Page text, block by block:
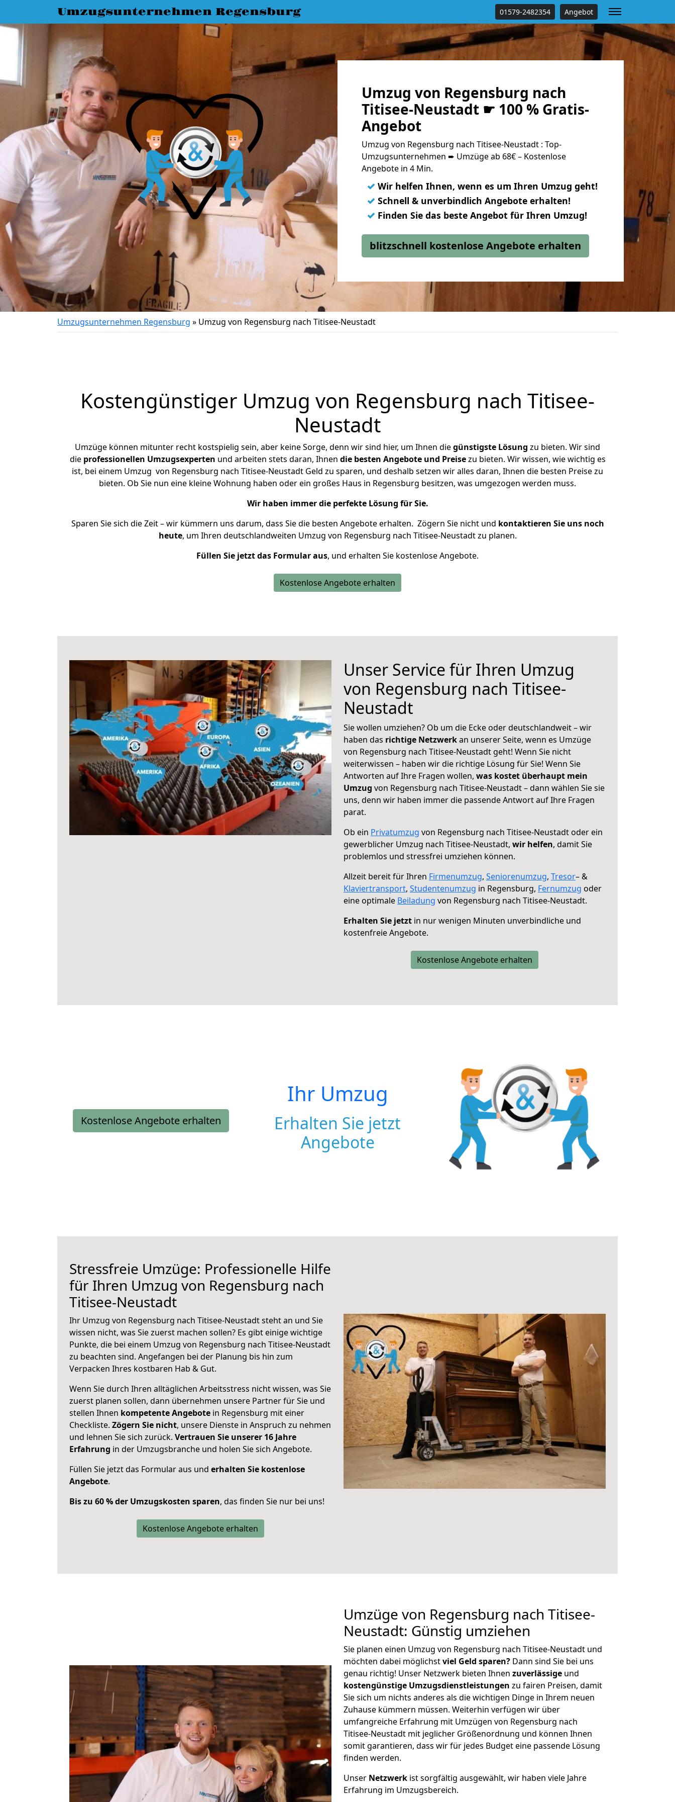
Umzugsunternehmen Regensburg 01579-2482354 Angebot
Umzug von Regensburg nach
Titisee-Neustadt ☛ 100 % Gratis-
Angebot
Umzug von Regensburg nach Titisee-Neustadt : Top-
Umzugsunternehmen ➨ Umzüge ab 68€ – Kostenlose
Angebote in 4 Min.
✓ Wir helfen Ihnen, wenn es um Ihren Umzug geht!
✓ Schnell & unverbindlich Angebote erhalten!
✓ Finden Sie das beste Angebot für Ihren Umzug!
blitzschnell kostenlose Angebote erhalten
Umzugsunternehmen Regensburg » Umzug von Regensburg nach Titisee-Neustadt
Kostengünstiger Umzug von Regensburg nach Titisee-
Neustadt
Umzüge können mitunter recht kostspielig sein, aber keine Sorge, denn wir sind hier, um Ihnen diegünstigste Lösung zu bieten. Wir sind
die professionellen Umzugsexperten und arbeiten stets daran, Ihnen die besten Angebote und Preisezu bieten. Wir wissen, wie wichtig es
ist, bei einem Umzug von Regensburg nach Titisee-Neustadt Geld zu sparen, und deshalb setzen wir alles daran, Ihnen die besten Preise zu
bieten. Ob Sie nun eine kleine Wohnung haben oder ein großes Haus in Regensburg besitzen, was umgezogen werden muss.
Wir haben immer die perfekte Lösung für Sie.
Sparen Sie sich die Zeit – wir kümmern uns darum, dass Sie die besten Angebote erhalten. Zögern Sie nicht und kontaktieren Sie uns noch
heute, um Ihren deutschlandweiten Umzug von Regensburg nach Titisee-Neustadt zu planen.
Füllen Sie jetzt das Formular aus, und erhalten Sie kostenlose Angebote.
Kostenlose Angebote erhalten
Unser Service für Ihren Umzug
von Regensburg nach Titisee-
Neustadt
Sie wollen umziehen? Ob um die Ecke oder deutschlandweit – wir
haben das richtige Netzwerkan unserer Seite, wenn es Umzüge
von Regensburg nach Titisee-Neustadt geht! Wenn Sie nicht
weiterwissen – haben wir die richtige Lösung für Sie! Wenn Sie
Antworten auf Ihre Fragen wollen, was kostet überhaupt mein
Umzug von Regensburg nach Titisee-Neustadt – dann wählen Sie sie
uns, denn wir haben immer die passende Antwort auf Ihre Fragen
parat.
Ob ein Privatumzug von Regensburg nach Titisee-Neustadt oder ein
gewerblicher Umzug nach Titisee-Neustadt, wir helfen, damit Sie
problemlos und stressfrei umziehen können.
Allzeit bereit für Ihren Firmenumzug, Seniorenumzug, Tresor– &
Klaviertransport, Studentenumzug in Regensburg, Fernumzug oder
eine optimale Beiladung von Regensburg nach Titisee-Neustadt.
Erhalten Sie jetzt in nur wenigen Minuten unverbindliche und
kostenfreie Angebote.
Kostenlose Angebote erhalten
Kostenlose Angebote erhalten
Ihr Umzug
Erhalten Sie jetzt
Angebote
Stressfreie Umzüge: Professionelle Hilfe
für Ihren Umzug von Regensburg nach
Titisee-Neustadt
Ihr Umzug von Regensburg nach Titisee-Neustadt steht an und Sie
wissen nicht, was Sie zuerst machen sollen? Es gibt einige wichtige
Punkte, die bei einem Umzug von Regensburg nach Titisee-Neustadt
zu beachten sind. Angefangen bei der Planung bis hin zum
Verpacken Ihres kostbaren Hab & Gut.
Wenn Sie durch Ihren alltäglichen Arbeitsstress nicht wissen, was Sie
zuerst planen sollen, dann übernehmen unsere Partner für Sie und
stellen Ihnen kompetente Angebote in Regensburg mit einer
Checkliste. Zögern Sie nicht, unsere Dienste in Anspruch zu nehmen
und lehnen Sie sich zurück. Vertrauen Sie unserer 16 Jahre
Erfahrung in der Umzugsbranche und holen Sie sich Angebote.
Füllen Sie jetzt das Formular aus und erhalten Sie kostenlose
Angebote.
Bis zu 60 % der Umzugskosten sparen, das finden Sie nur bei uns!
Kostenlose Angebote erhalten
Umzüge von Regensburg nach Titisee-
Neustadt: Günstig umziehen
Sie planen einen Umzug von Regensburg nach Titisee-Neustadt und
möchten dabei möglichstviel Geld sparen? Dann sind Sie bei uns
genau richtig! Unser Netzwerk bieten Ihnen zuverlässige und
kostengünstige Umzugsdienstleistungen zu fairen Preisen, damit
Sie sich um nichts anderes als die wichtigen Dinge in Ihrem neuen
Zuhause kümmern müssen. Weiterhin verfügen wir über
umfangreiche Erfahrung mit Umzügen von Regensburg nach
Titisee-Neustadt mit jeglicher Größenordnung und können Ihnen
somit garantieren, dass wir für jedes Budget eine passende Lösung
finden werden.
Unser Netzwerk ist sorgfältig ausgewählt, wir haben viele Jahre
Erfahrung im Umzugsbereich.